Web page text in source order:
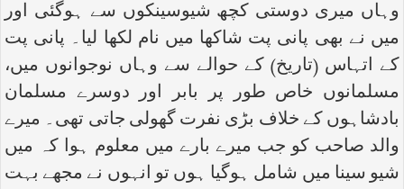
وہاں میری دوستی کچھ شیوسینکوں سے ہوگئی اور
میں نے بھی پانی پت شاکھا میں نام لکھا لیا۔ پانی پت
کے اتہاس (تاریخ) کے حوالے سے وہاں نوجوانوں میں،
مسلمانوں خاص طور پر بابر اور دوسرے مسلمان
بادشاہوں کے خلاف بڑی نفرت گھولی جاتی تھی۔ میرے
والد صاحب کو جب میرے بارے میں معلوم ہوا کہ میں
شیو سینا میں شامل ہوگیا ہوں تو انہوں نے مجھے بہت